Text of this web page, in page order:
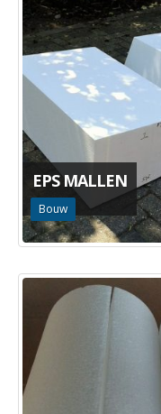
EPS MALLEN
Bouw